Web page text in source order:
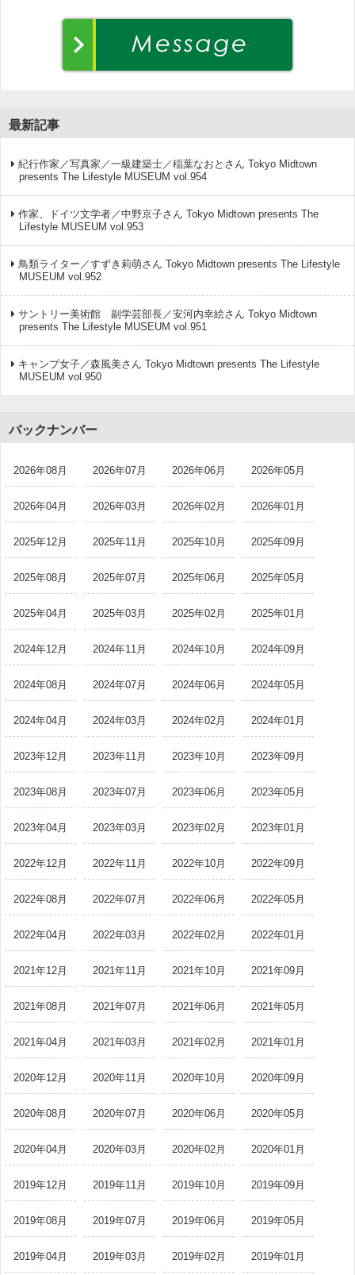
最新記事
紀行作家／写真家／一級建築士／稲葉なおとさん Tokyo Midtown
presents The Lifestyle MUSEUM vol.954
作家、ドイツ文学者／中野京子さん Tokyo Midtown presents The
Lifestyle MUSEUM vol.953
鳥類ライター／すずき莉萌さん Tokyo Midtown presents The Lifestyle
MUSEUM vol.952
サントリー美術館 副学芸部長／安河内幸絵さん Tokyo Midtown
presents The Lifestyle MUSEUM vol.951
キャンプ女子／森風美さん Tokyo Midtown presents The Lifestyle
MUSEUM vol.950
バックナンバー
2026年08月 2026年07月 2026年06月 2026年05月
2026年04月 2026年03月 2026年02月 2026年01月
2025年12月 2025年11月 2025年10月 2025年09月
2025年08月 2025年07月 2025年06月 2025年05月
2025年04月 2025年03月 2025年02月 2025年01月
2024年12月 2024年11月 2024年10月 2024年09月
2024年08月 2024年07月 2024年06月 2024年05月
2024年04月 2024年03月 2024年02月 2024年01月
2023年12月 2023年11月 2023年10月 2023年09月
2023年08月 2023年07月 2023年06月 2023年05月
2023年04月 2023年03月 2023年02月 2023年01月
2022年12月 2022年11月 2022年10月 2022年09月
2022年08月 2022年07月 2022年06月 2022年05月
2022年04月 2022年03月 2022年02月 2022年01月
2021年12月 2021年11月 2021年10月 2021年09月
2021年08月 2021年07月 2021年06月 2021年05月
2021年04月 2021年03月 2021年02月 2021年01月
2020年12月 2020年11月 2020年10月 2020年09月
2020年08月 2020年07月 2020年06月 2020年05月
2020年04月 2020年03月 2020年02月 2020年01月
2019年12月 2019年11月 2019年10月 2019年09月
2019年08月 2019年07月 2019年06月 2019年05月
2019年04月 2019年03月 2019年02月 2019年01月